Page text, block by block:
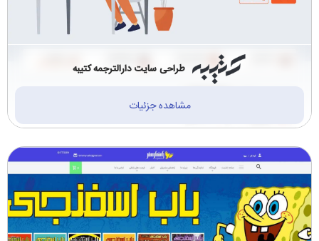
طراحی سایت دارالترجمه کتیبه
مشاهده جزئیات